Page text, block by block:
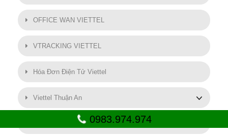
OFFICE WAN VIETTEL
VTRACKING VIETTEL
Hóa Đơn Điện Tử Viettel
Viettel Thuận An
SMART MOTOR VIETTEL0983.974.974